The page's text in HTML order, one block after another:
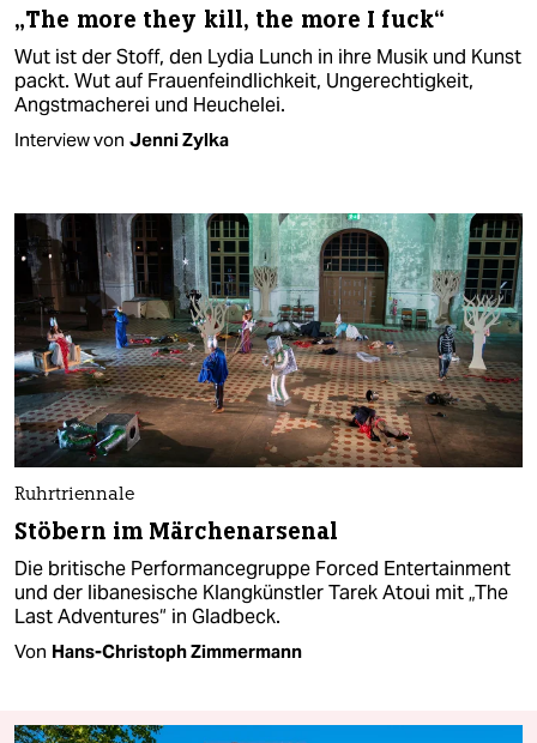
„The more they kill, the more I fuck“
Wut ist der Stoff, den Lydia Lunch in ihre Musik und Kunst
packt. Wut auf Frauenfeindlichkeit, Ungerechtigkeit,
Angstmacherei und Heuchelei.
Interview von Jenni Zylka
Ruhrtriennale
Stöbern im Märchenarsenal
Die britische Performancegruppe Forced Entertainment
und der libanesische Klangkünstler Tarek Atoui mit „The
Last Adventures“ in Gladbeck.
Von Hans-Christoph Zimmermann